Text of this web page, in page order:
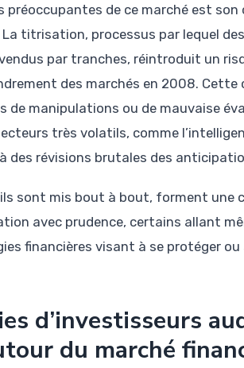
préoccupantes de ce marché est
titrisation, processus par lequel
par tranches, réintroduit un
des marchés en 2008.
de manipulations ou de mauvaise
très volatils, comme
des révisions brutales des
sont mis bout à bout, forment
avec prudence, certains allant
financières visant à se protéger ou
d’investisseurs
du marché